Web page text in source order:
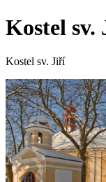
Kostel sv.
Kostel sv. Jiří